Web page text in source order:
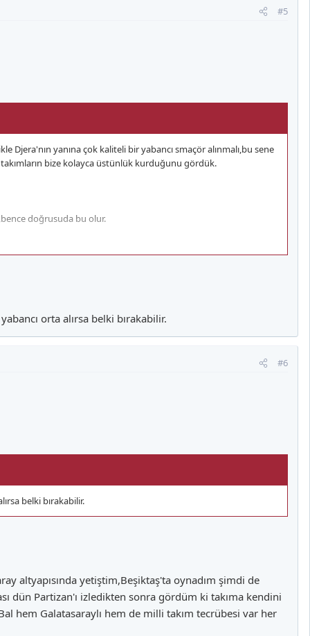
#5
Djera'nın yanına çok kaliteli bir yabancı smaçör alınmalı,bu sene
bize kolayca üstünlük kurduğunu gördük.
doğrusuda bu olur.
orta alırsa belki bırakabilir.
#6
belki bırakabilir.
altyapısında yetiştim,Beşiktaş'ta oynadım şimdi de
dün Partizan'ı izledikten sonra gördüm ki takıma kendini
hem Galatasaraylı hem de milli takım tecrübesi var her